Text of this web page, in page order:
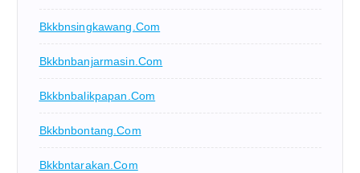
Bkkbnsingkawang.com
Bkkbnbanjarmasin.com
Bkkbnbalikpapan.com
Bkkbnbontang.com
Bkkbntarakan.com